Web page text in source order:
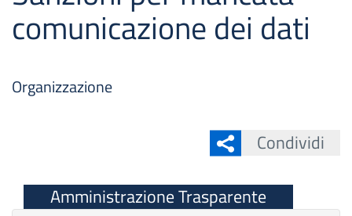
comunicazione dei dati
Organizzazione
Condividi
Amministrazione Trasparente